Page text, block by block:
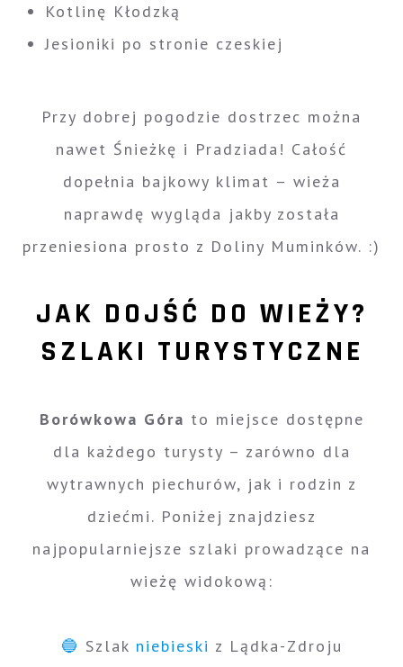
Kotlinę Kłodzką
Jesioniki po stronie czeskiej
Przy dobrej pogodzie dostrzec można
nawet Śnieżkę i Pradziada! Całość
dopełnia bajkowy klimat – wieża
naprawdę wygląda jakby została
przeniesiona prosto z Doliny Muminków. :)
JAK DOJŚĆ DO WIEŻY?
SZLAKI TURYSTYCZNE
Borówkowa Góra to miejsce dostępne
dla każdego turysty – zarówno dla
wytrawnych piechurów, jak i rodzin z
dziećmi. Poniżej znajdziesz
najpopularniejsze szlaki prowadzące na
wieżę widokową:
🔵 Szlak niebieski z Lądka-Zdroju